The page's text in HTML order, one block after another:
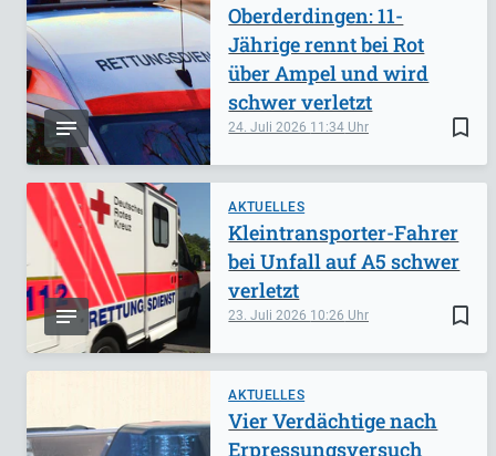
bookmark_border
24. Juli 2026 11:34
Oberderdingen: 11-
Jährige rennt bei Rot
über Ampel und wird
schwer verletzt
AKTUELLES
bookmark_border
23. Juli 2026 10:26
Kleintransporter-Fahrer
bei Unfall auf A5 schwer
verletzt
AKTUELLES
Vier Verdächtige nach
Erpressungsversuch